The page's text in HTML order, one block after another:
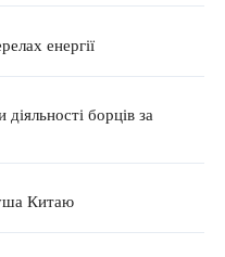
енергії
борців за
Китаю